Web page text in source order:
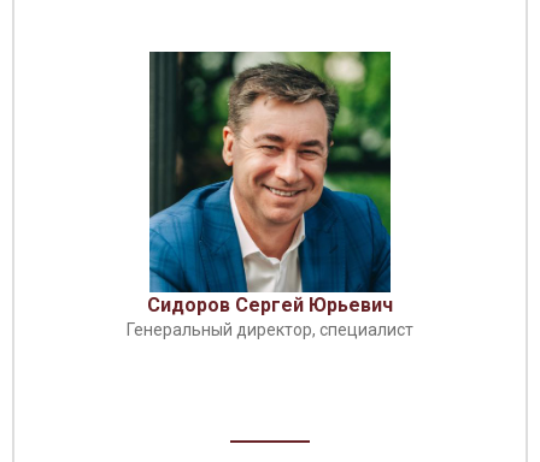
Сидоров Сергей Юрьевич
Генеральный директор, специалист